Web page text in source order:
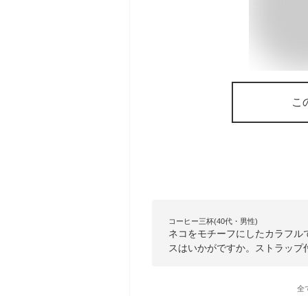
こ
コーヒー三杯(40代・男性)
ネコをモチーフにしたカラフ
スはいかがですか。ストラップ
全